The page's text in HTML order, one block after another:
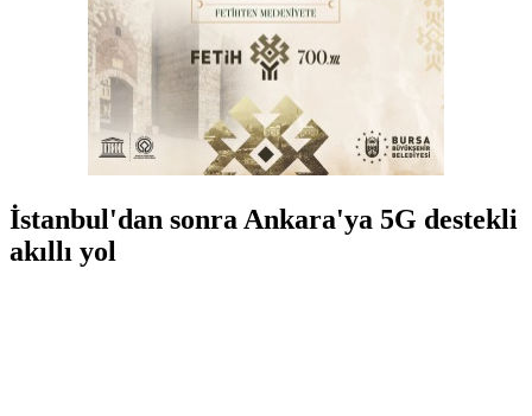
İstanbul'dan sonra Ankara'ya 5G destekli
akıllı yol